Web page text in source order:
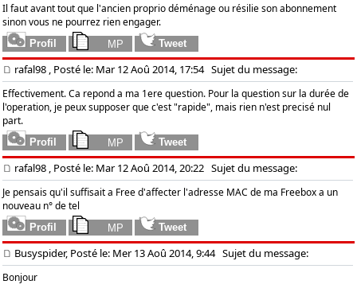
Il faut avant tout que l'ancien proprio déménage ou résilie son abonnement
sinon vous ne pourrez rien engager.
rafal98 , Posté le: Mar 12 Aoû 2014, 17:54Sujet du message:
Effectivement. Ca repond a ma 1ere question. Pour la question sur la durée de
l'operation, je peux supposer que c'est "rapide", mais rien n'est precisé nul
part.
rafal98 , Posté le: Mar 12 Aoû 2014, 20:22 Sujet du message:
Je pensais qu'il suffisait a Free d'affecter l'adresse MAC de ma Freebox a un
nouveau n° de tel
Busyspider, Posté le: Mer 13 Aoû 2014, 9:44Sujet du message:
Bonjour